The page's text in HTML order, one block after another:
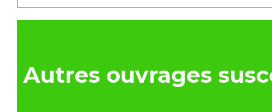
Autres ouvrages